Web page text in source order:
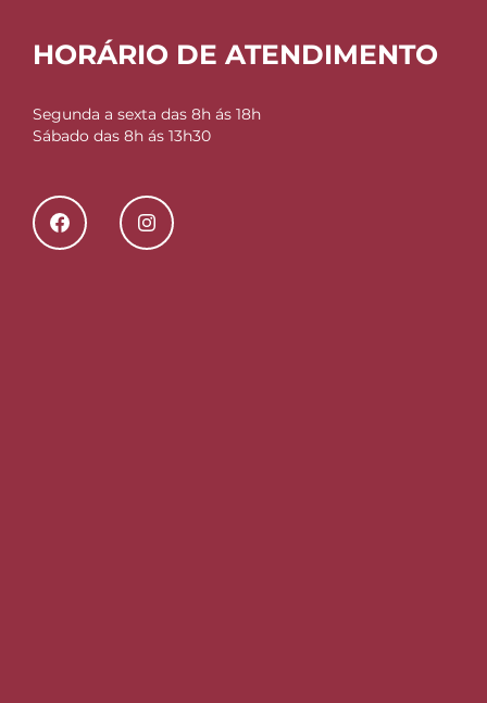
HORÁRIO DE ATENDIMENTO
Segunda a sexta das 8h ás 18h
Sábado das 8h ás 13h30